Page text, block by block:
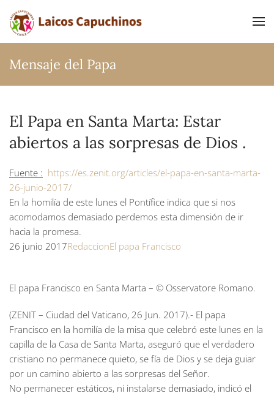
Ir al contenido principal
Mensaje del Papa
El Papa en Santa Marta: Estar
abiertos a las sorpresas de Dios .
Fuente : https://es.zenit.org/articles/el-papa-en-santa-marta-
26-junio-2017/
En la homilía de este lunes el Pontífice indica que si nos
acomodamos demasiado perdemos esta dimensión de ir
hacia la promesa.
26 junio 2017RedaccionEl papa Francisco
El papa Francisco en Santa Marta – © Osservatore Romano.
(ZENIT – Ciudad del Vaticano, 26 Jun. 2017).- El papa
Francisco en la homilía de la misa que celebró este lunes en la
capilla de la Casa de Santa Marta, aseguró que el verdadero
cristiano no permanece quieto, se fía de Dios y se deja guiar
por un camino abierto a las sorpresas del Señor.
No permanecer estáticos, ni instalarse demasiado, indicó el